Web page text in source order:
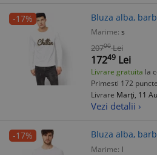
-17% Bluza alba,
Marime: s
20700 Lei
17249 Lei
Livrare gratuita la
Primesti 172 puncte
Livrare Marți, 11
Vezi detalii ›
-17% Bluza alba,
Marime: l